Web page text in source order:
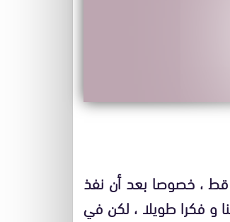
قط ، خصوصا بعد أن نفذ
و فكرا طويلا ، لكن في